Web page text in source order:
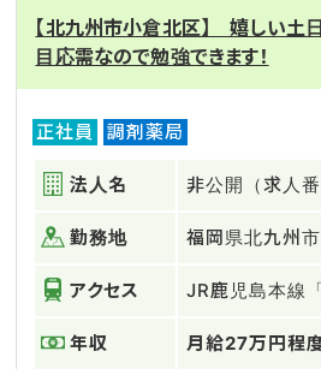
【北九州市小倉北区】 嬉しい土
目応需なので勉強できます！
正社員 調剤薬局
法人名 非公開（求人
勤務地 福岡県北九州
アクセス JR鹿児島本線
年収 月給27万円程